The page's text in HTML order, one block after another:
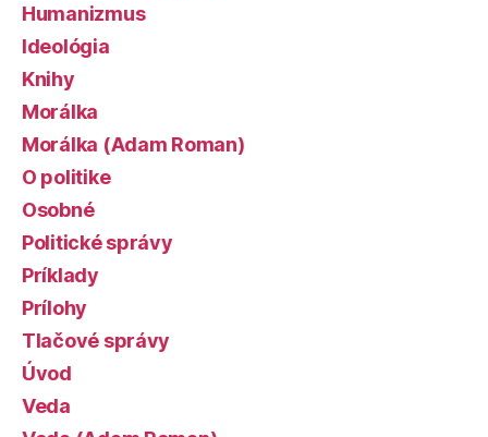
Humanizmus
Ideológia
Knihy
Morálka
Morálka (Adam Roman)
O politike
Osobné
Politické správy
Príklady
Prílohy
Tlačové správy
Úvod
Veda